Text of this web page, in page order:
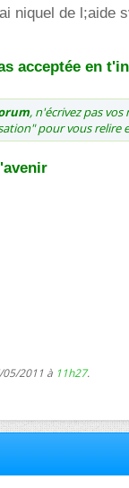
niquel de l;aide
acceptée en
, n'écrivez pas
pour vous
2011 à 11h27.